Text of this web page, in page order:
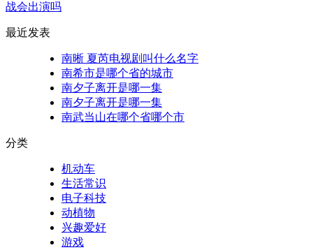
战会出演吗
最近发表
南晰 夏芮电视剧叫什么名字
南希市是哪个省的城市
南夕子离开是哪一集
南夕子离开是哪一集
南武当山在哪个省哪个市
分类
机动车
生活常识
电子科技
动植物
兴趣爱好
游戏